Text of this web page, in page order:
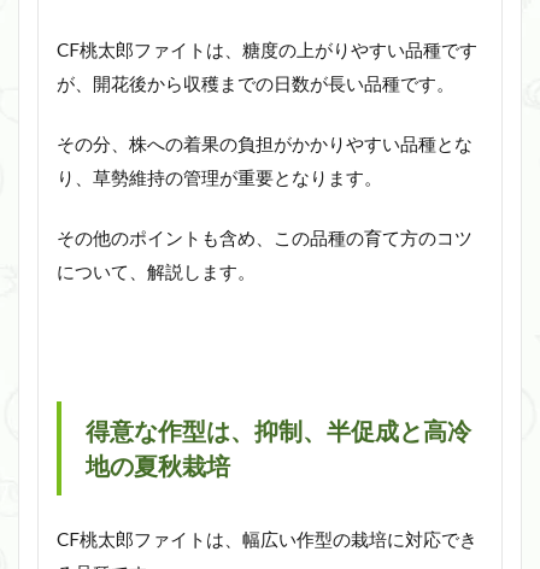
CF桃太郎ファイトは、糖度の上がりやすい品種です
が、開花後から収穫までの日数が長い品種です。
その分、株への着果の負担がかかりやすい品種とな
り、草勢維持の管理が重要となります。
その他のポイントも含め、この品種の育て方のコツ
について、解説します。
得意な作型は、抑制、半促成と高冷
地の夏秋栽培
CF桃太郎ファイトは、幅広い作型の栽培に対応でき